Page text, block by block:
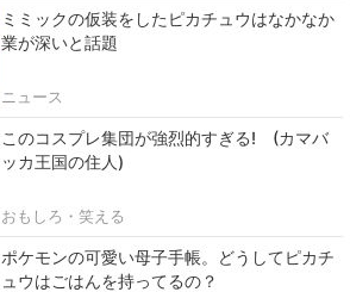
ミミックの仮装をしたピカチュウはなかなか
業が深いと話題
ニュース
このコスプレ集団が強烈的すぎる! (カマバ
ッカ王国の住人)
おもしろ・笑える
ポケモンの可愛い母子手帳。どうしてピカチ
ュウはごはんを持ってるの？